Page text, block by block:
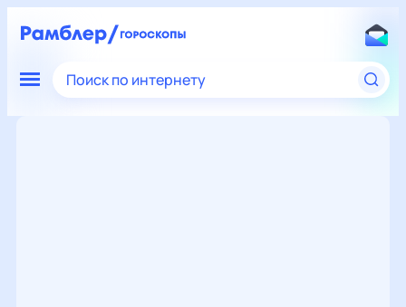
Поиск по интернету